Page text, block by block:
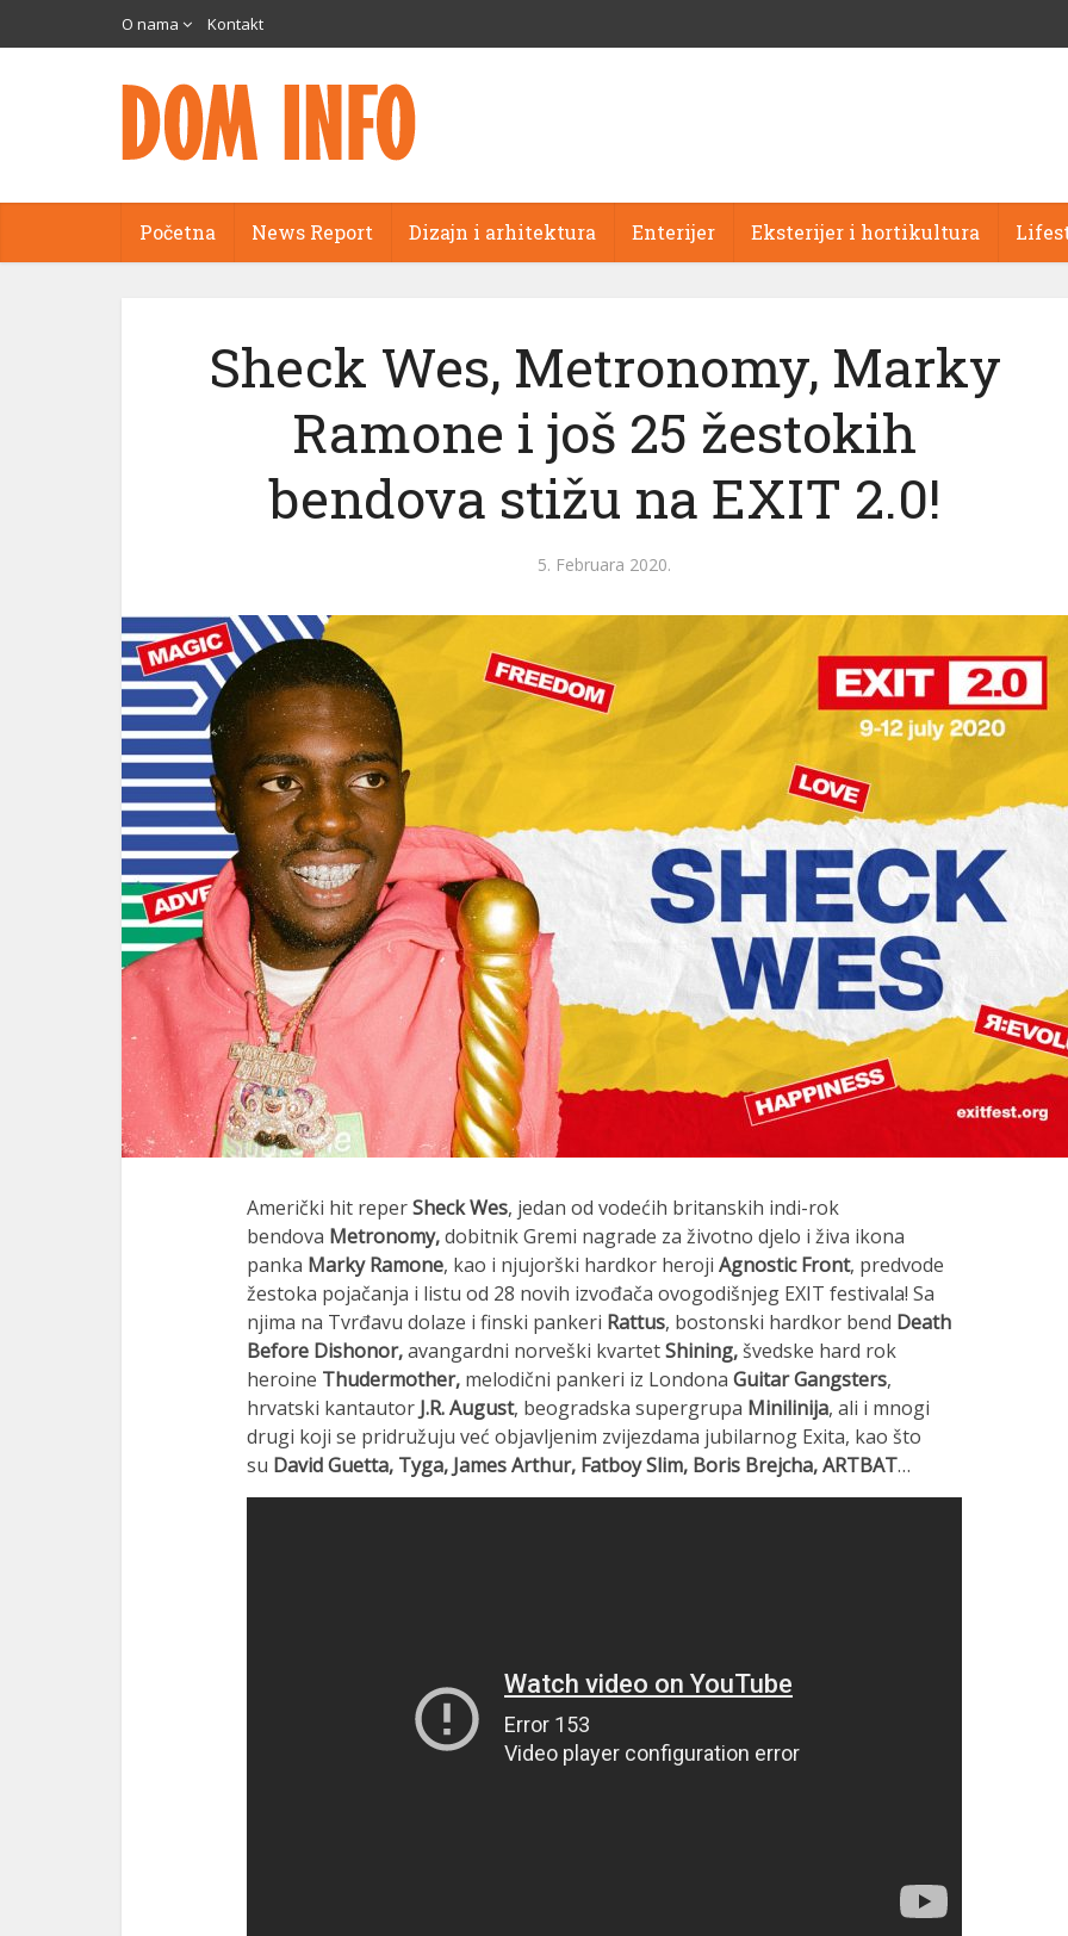
O nama Kontakt
Početna News Report Dizajn i arhitektura Enterijer Eksterijer i hortikultura
Sheck Wes, Metronomy, Marky
Ramone i još 25 žestokih
bendova stižu na EXIT 2.0!
5. Februara 2020.
Američki hit reperSheck Wes, jedan od vodećih britanskih indi-rok
bendova Metronomy,dobitnik Gremi nagrade za životno djelo i živa ikona
panka Marky Ramone, kao i njujorški hardkor heroji Agnostic Front, predvode
žestoka pojačanja i listu od 28 novih izvođača ovogodišnjeg EXIT festivala! Sa
njima na Tvrđavu dolaze i finski pankeri Rattus, bostonski hardkor bend Death
Before Dishonor,avangardni norveški kvartetShining,švedske hard rok
heroine Thudermother, melodični pankeri iz Londona Guitar Gangsters,
hrvatski kantautor J.R. August, beogradska supergrupa Minilinija, ali i mnogi
drugi koji se pridružuju već objavljenim zvijezdama jubilarnog Exita, kao što
su David Guetta, Tyga, James Arthur, Fatboy Slim, Boris Brejcha, ARTBAT…